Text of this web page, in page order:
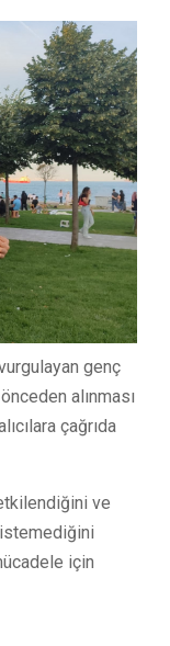
genç
alınması
çağrıda
ve
istemediğini
için